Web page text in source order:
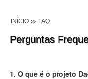
Lei de Acesso à
INÍCIO FAQ
Perguntas
1. O que é o projeto